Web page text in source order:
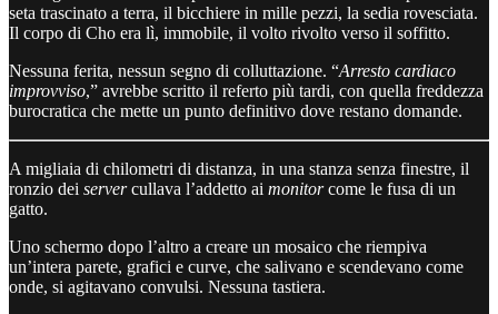
seta trascinato a terra, il bicchiere in mille pezzi, la sedia rovesciata.
Il corpo di Cho era lì, immobile, il volto rivolto verso il soffitto.
Nessuna ferita, nessun segno di colluttazione. “Arresto cardiaco
improvviso,” avrebbe scritto il referto più tardi, con quella freddezza
burocratica che mette un punto definitivo dove restano domande.
A migliaia di chilometri di distanza, in una stanza senza finestre, il
ronzio dei servercullava l’addetto ai monitorcome le fusa di un
gatto.
Uno schermo dopo l’altro a creare un mosaico che riempiva
un’intera parete, grafici e curve, che salivano e scendevano come
onde, si agitavano convulsi. Nessuna tastiera.